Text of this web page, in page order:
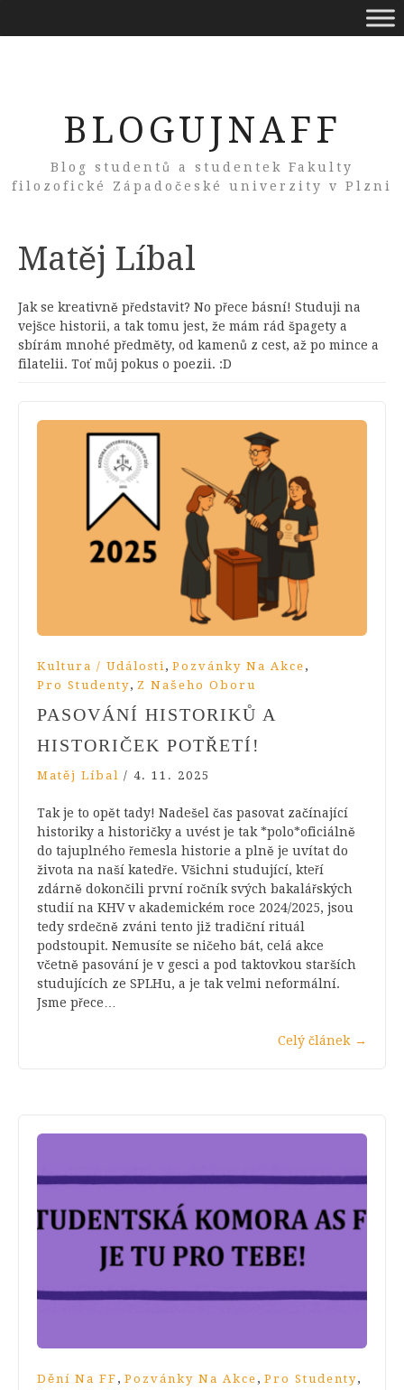
BLOGUJNAFF
Blog studentů a studentek Fakulty
filozofické Západočeské univerzity v Plzni
Author:
Matěj Líbal
Jak se kreativně představit? No přece básní! Studuji na
vejšce historii, a tak tomu jest, že mám rád špagety a
sbírám mnohé předměty, od kamenů z cest, až po mince a
filatelii. Toť můj pokus o poezii. :D
Kultura / Události , Pozvánky Na Akce ,
Pro Studenty, Z Našeho Oboru
PASOVÁNÍ HISTORIKŮ A
HISTORIČEK POTŘETÍ!
Matěj Líbal / 4. 11. 2025
Tak je to opět tady! Nadešel čas pasovat začínající
historiky a historičky a uvést je tak *polo*oficiálně
do tajuplného řemesla historie a plně je uvítat do
života na naší katedře. Všichni studující, kteří
zdárně dokončili první ročník svých bakalářských
studií na KHV v akademickém roce 2024/2025, jsou
tedy srdečně zváni tento již tradiční rituál
podstoupit. Nemusíte se ničeho bát, celá akce
včetně pasování je v gesci a pod taktovkou starších
studujících ze SPLHu, a je tak velmi neformální.
Jsme přece…
Celý článek →
Dění Na FF , Pozvánky Na Akce , Pro Studenty,